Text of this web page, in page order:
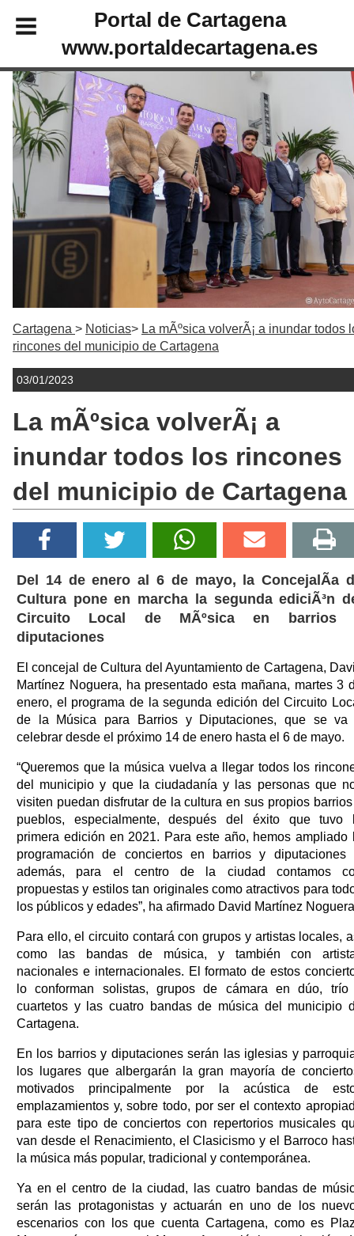
Portal de Cartagena
www.portaldecartagena.es
Cartagena Noticias
La mÃºsica volverÃ¡ a inundar todos
rincones del municipio de Cartagena
03/01/2023
La mÃºsica volverÃ¡ a
inundar todos los rincones
del municipio de Cartagena
Del 14 de enero al 6 de mayo, la ConcejalÃ­a
Cultura pone en marcha la segunda ediciÃ³n
Circuito Local de MÃºsica en barrios
diputaciones
El concejal de Cultura del Ayuntamiento de Cartagena,
Martínez Noguera, ha presentado esta mañana, martes 3
enero, el programa de la segunda edición del Circuito
de la Música para Barrios y Diputaciones, que se va
celebrar desde el próximo 14 de enero hasta el 6 de mayo.
“Queremos que la música vuelva a llegar todos los
del municipio y que la ciudadanía y las personas que
visiten puedan disfrutar de la cultura en sus propios
pueblos, especialmente, después del éxito que tuvo
primera edición en 2021. Para este año, hemos ampliado
programación de conciertos en barrios y diputaciones
además, para el centro de la ciudad contamos
propuestas y estilos tan originales como atractivos para
los públicos y edades”, ha afirmado David Martínez
Para ello, el circuito contará con grupos y artistas locales,
como las bandas de música, y también con
nacionales e internacionales. El formato de estos
lo conforman solistas, grupos de cámara en dúo, trío
cuartetos y las cuatro bandas de música del municipio
Cartagena.
En los barrios y diputaciones serán las iglesias y
los lugares que albergarán la gran mayoría de
motivados principalmente por la acústica de
emplazamientos y, sobre todo, por ser el contexto
para este tipo de conciertos con repertorios musicales
van desde el Renacimiento, el Clasicismo y el Barroco
la música más popular, tradicional y contemporánea.
Ya en el centro de la ciudad, las cuatro bandas de
serán las protagonistas y actuarán en uno de los
escenarios con los que cuenta Cartagena, como es